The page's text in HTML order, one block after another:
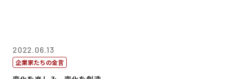
2022.06.13
企業家たちの金言